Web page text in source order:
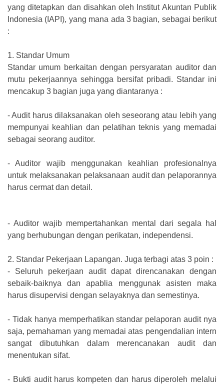
yang ditetapkan dan disahkan oleh Institut Akuntan Publik
Indonesia (IAPI), yang mana ada 3 bagian, sebagai berikut
:
1. Standar Umum
Standar umum berkaitan dengan persyaratan auditor dan
mutu pekerjaannya sehingga bersifat pribadi. Standar ini
mencakup 3 bagian juga yang diantaranya :
-Audit harus dilaksanakan oleh seseorang atau lebih yang
mempunyai keahlian dan pelatihan teknis yang memadai
sebagai seorang auditor.
-
Auditor wajib menggunakan keahlian profesionalnya
untuk melaksanakan pelaksanaan audit dan pelaporannya
harus cermat dan detail.
- Auditor wajib mempertahankan mental dari segala hal
yang berhubungan dengan perikatan, independensi.
2. Standar Pekerjaan Lapangan. Juga terbagi atas 3 poin :
-
Seluruh pekerjaan audit dapat direncanakan dengan
sebaik-baiknya dan apablia menggunak asisten maka
harus disupervisi dengan selayaknya dan semestinya.
- Tidak hanya memperhatikan standar pelaporan audit nya
saja, pemahaman yang memadai atas pengendalian intern
sangat dibutuhkan dalam merencanakan audit dan
menentukan sifat.
- Bukti audit harus kompeten dan harus diperoleh melalui